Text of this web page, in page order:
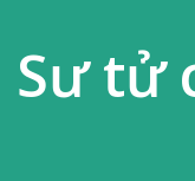
Sư tử